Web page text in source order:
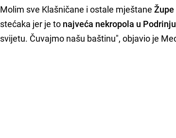
Molim sve Klašničane i ostale mještane
stećaka jer je to najveća nekropola u Podrinju
svijetu. Čuvajmo našu baštinu", objavio je